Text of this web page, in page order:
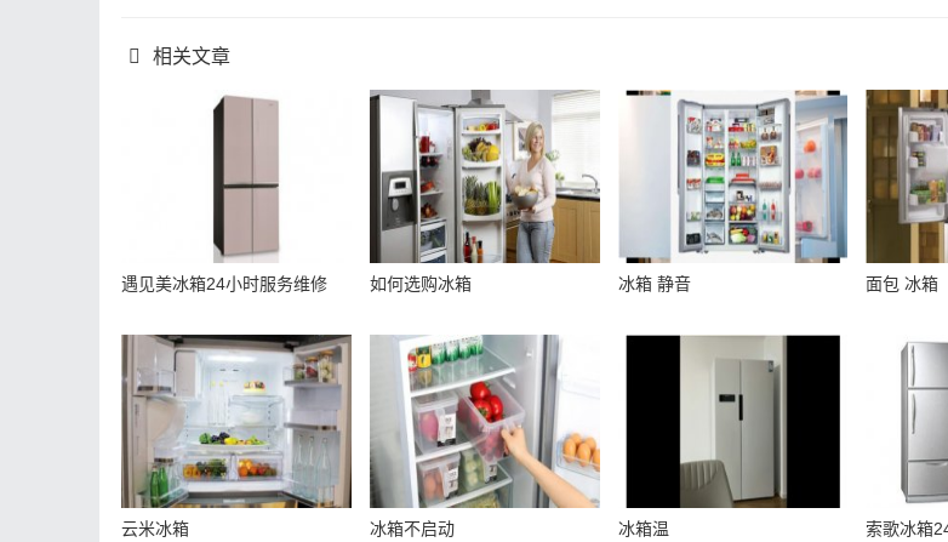
相关文章
遇见美冰箱24小时服务维修 如何选购冰箱 冰箱 静音 面包 冰箱
云米冰箱 冰箱不启动 冰箱温 索歌冰箱